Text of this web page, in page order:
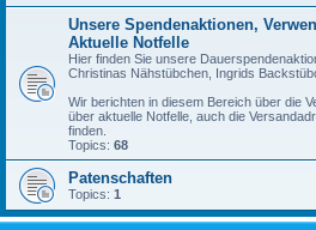
Unsere Spendenaktionen,
Aktuelle Notfelle
Hier finden Sie unsere
Christinas Nähstübchen, Ingrids
Wir berichten in diesem Bereich über die
über aktuelle Notfelle, auch die
finden.
Topics: 68
Patenschaften
Topics: 1